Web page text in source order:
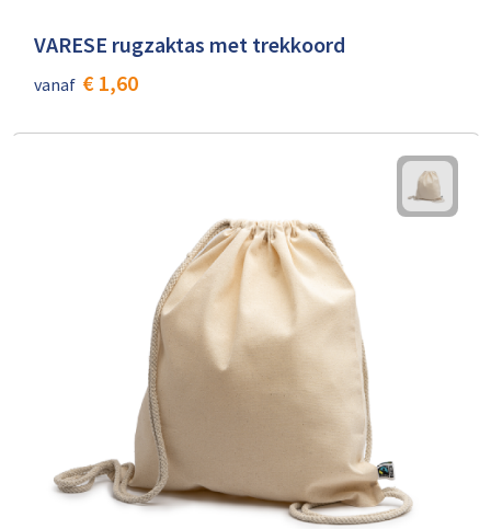
VARESE rugzaktas met trekkoord
vanaf € 1,60